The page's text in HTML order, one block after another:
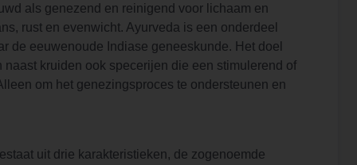
als genezend en reinigend voor lichaam en
rust en evenwicht. Ayurveda is een onderdeel
de eeuwenoude Indiase geneeskunde. Het doel
kruiden ook specerijen die een stimulerend of
om het genezingsproces te ondersteunen en
uit drie karakteristieken, de zogenoemde